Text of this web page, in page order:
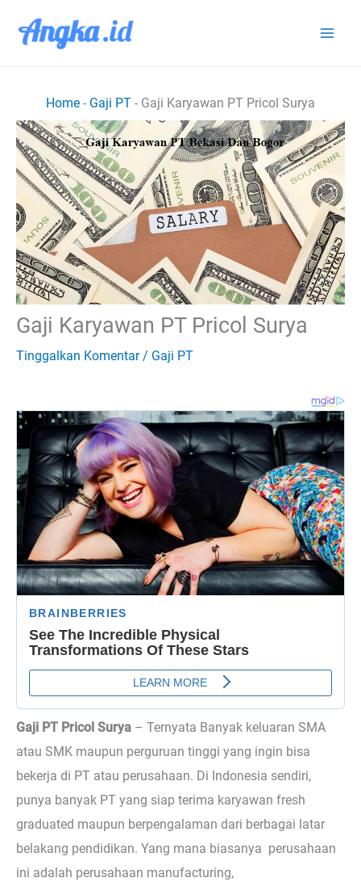
Home - Gaji PT - Gaji Karyawan PT Pricol Surya
Gaji Karyawan PT Pricol Surya
Tinggalkan Komentar / Gaji PT
Gaji PT Pricol Surya – Ternyata Banyak keluaran SMA
atau SMK maupun perguruan tinggi yang ingin bisa
bekerja di PT atau perusahaan. Di Indonesia sendiri,
punya banyak PT yang siap terima karyawan fresh
graduated maupun berpengalaman dari berbagai latar
belakang pendidikan. Yang mana biasanya perusahaan
ini adalah perusahaan manufacturing,